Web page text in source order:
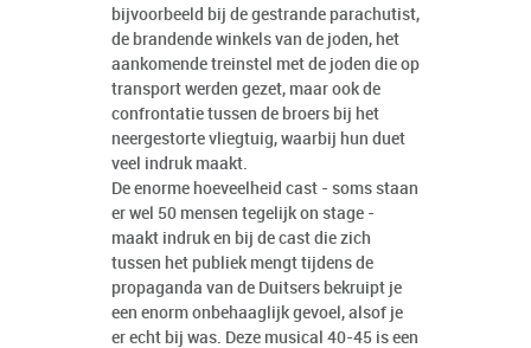
bijvoorbeeld bij de gestrande parachutist,
de brandende winkels van de joden, het
aankomende treinstel met de joden die op
transport werden gezet, maar ook de
confrontatie tussen de broers bij het
neergestorte vliegtuig, waarbij hun duet
veel indruk maakt.
De enorme hoeveelheid cast - soms staan
er wel 50 mensen tegelijk on stage -
maakt indruk en bij de cast die zich
tussen het publiek mengt tijdens de
propaganda van de Duitsers bekruipt je
een enorm onbehaaglijk gevoel, alsof je
er echt bij was. Deze musical 40-45 is een